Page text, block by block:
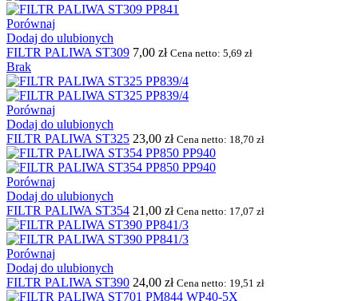
Porównaj
Dodaj do ulubionych
FILTR PALIWA ST309 7,00 zł Cena netto: 5,69 zł
Brak
Porównaj
Dodaj do ulubionych
FILTR PALIWA ST325 23,00 zł Cena netto: 18,70 zł
Porównaj
Dodaj do ulubionych
FILTR PALIWA ST354 21,00 zł Cena netto: 17,07 zł
Porównaj
Dodaj do ulubionych
FILTR PALIWA ST390 24,00 zł Cena netto: 19,51 zł